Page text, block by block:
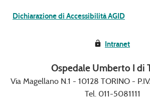
Dichiarazione di Accessibilità AGID
Intranet
Ospedale Umberto I di
Via Magellano N.1 - 10128 TORINO -
Tel. 011-5081111